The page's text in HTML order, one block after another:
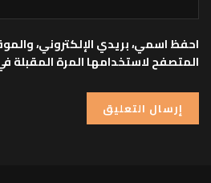
احفظ اسمي، بريدي الإلكتروني،
المتصفح لاستخدامها المرة المقبلة